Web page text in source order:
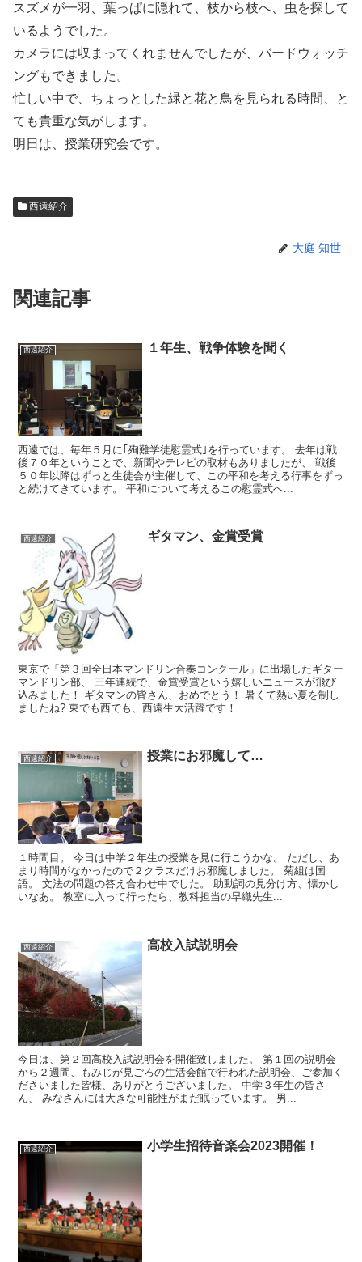
スズメが一羽、葉っぱに隠れて、枝から枝へ、虫を探して
いるようでした。
カメラには収まってくれませんでしたが、バードウォッチ
ングもできました。
忙しい中で、ちょっとした緑と花と鳥を見られる時間、と
ても貴重な気がします。
明日は、授業研究会です。
西遠紹介
大庭 知世
関連記事
西遠紹介 １年生、戦争体験を聞く
西遠では、毎年５月に｢殉難学徒慰霊式｣を行っています。 去年は戦
後７０年ということで、新聞やテレビの取材もありましたが、 戦後
５０年以降はずっと生徒会が主催して、この平和を考える行事をずっ
と続けてきています。 平和について考えるこの慰霊式へ...
西遠紹介 ギタマン、金賞受賞
東京で「第３回全日本マンドリン合奏コンクール」に出場したギター
マンドリン部、 三年連続で、金賞受賞という嬉しいニュースが飛び
込みました！ ギタマンの皆さん、おめでとう！ 暑くて熱い夏を制し
ましたね? 東でも西でも、西遠生大活躍です！
西遠紹介 授業にお邪魔して…
１時間目。 今日は中学２年生の授業を見に行こうかな。 ただし、あ
まり時間がなかったので２クラスだけお邪魔しました。 菊組は国
語。 文法の問題の答え合わせ中でした。 助動詞の見分け方、懐かし
いなあ。 教室に入って行ったら、教科担当の早織先生...
西遠紹介 高校入試説明会
今日は、第２回高校入試説明会を開催致しました。 第１回の説明会
から２週間、もみじが見ごろの生活会館で行われた説明会、ご参加く
ださいました皆様、ありがとうございました。 中学３年生の皆さ
ん、 みなさんには大きな可能性がまだ眠っています。 男...
西遠紹介 小学生招待音楽会2023開催！